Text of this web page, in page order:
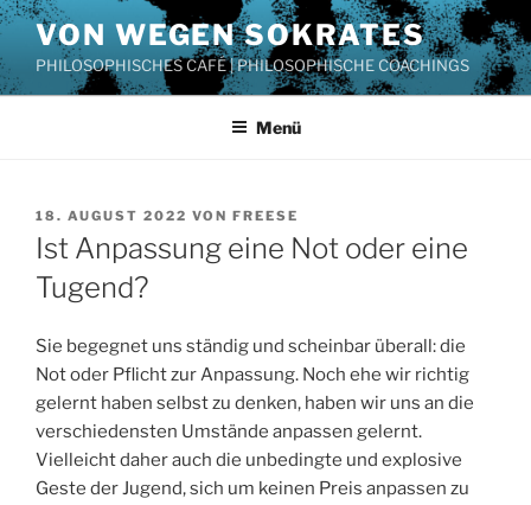
Zum
Inhalt
springen
VON WEGEN SOKRATES
PHILOSOPHISCHES CAFÉ | PHILOSOPHISCHE COACHINGS
Menü
VERÖFFENTLICHT
AM
18. AUGUST 2022 VON FREESE
Ist Anpassung eine Not oder eine
Tugend?
Sie begegnet uns ständig und scheinbar überall: die
Not oder Pflicht zur Anpassung. Noch ehe wir richtig
gelernt haben selbst zu denken, haben wir uns an die
verschiedensten Umstände anpassen gelernt.
Vielleicht daher auch die unbedingte und explosive
Geste der Jugend, sich um keinen Preis anpassen zu